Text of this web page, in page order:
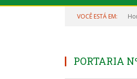
VOCÊ ESTÁ EM:
PORTARIA